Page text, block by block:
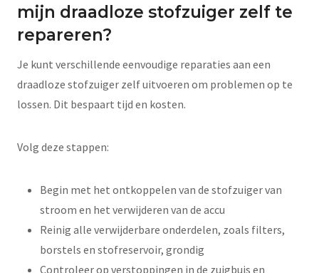
mijn draadloze stofzuiger zelf te
repareren?
Je kunt verschillende eenvoudige reparaties aan een
draadloze stofzuiger zelf uitvoeren om problemen op te
lossen. Dit bespaart tijd en kosten.
Volg deze stappen:
Begin met het ontkoppelen van de stofzuiger van
stroom en het verwijderen van de accu
Reinig alle verwijderbare onderdelen, zoals filters,
borstels en stofreservoir, grondig
Controleer op verstoppingen in de zuigbuis en